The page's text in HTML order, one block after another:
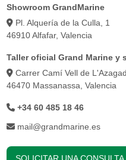
Showroom GrandMarine
Pl. Alquería de la Culla, 1
46910 Alfafar, Valencia
Taller oficial Grand Marine y
Carrer Camí Vell de
46470 Massanassa, Valencia
+34 60 485 18 46
mail@grandmarine.es
SOLICITAR UNA CONSULTA